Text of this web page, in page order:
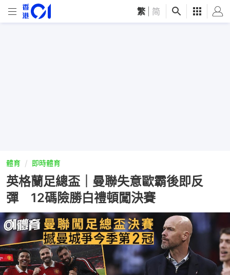
繁 简
體育 即時體育
英格蘭足總盃｜曼聯失意歐霸後即反
彈 12碼險勝白禮頓闖決賽